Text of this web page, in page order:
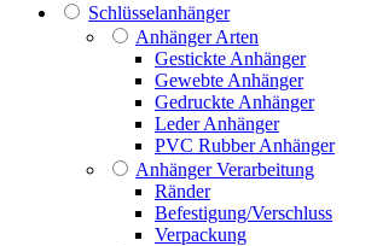
Schlüsselanhänger
Anhänger Arten
Gestickte Anhänger
Gewebte Anhänger
Gedruckte Anhänger
Leder Anhänger
PVC Rubber Anhänger
Anhänger Verarbeitung
Ränder
Befestigung/Verschluss
Verpackung